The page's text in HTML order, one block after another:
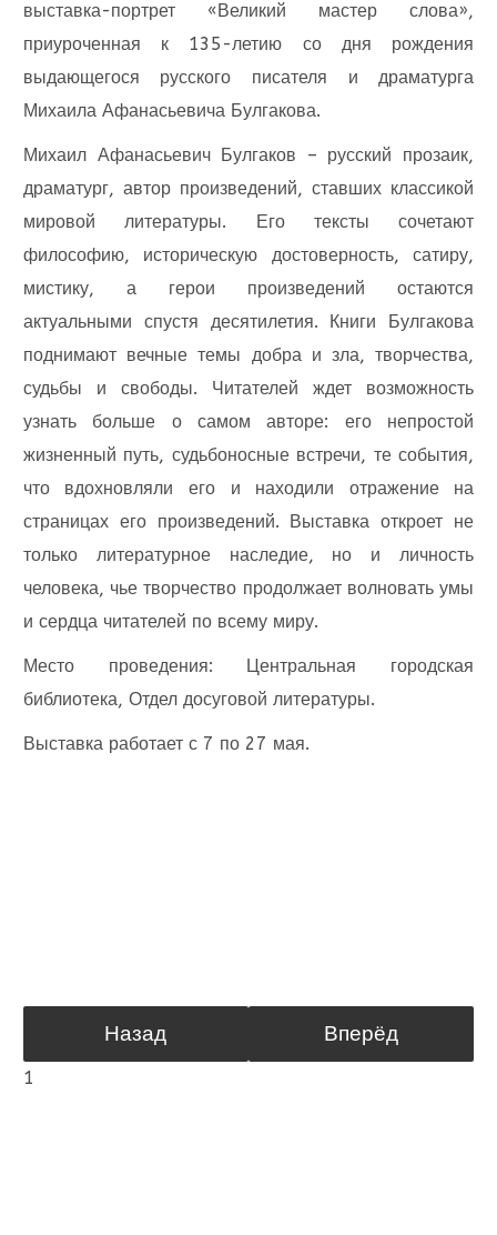
выставка-портрет «Великий мастер слова»,
приуроченная к 135-летию со дня рождения
выдающегося русского писателя и драматурга
Михаила Афанасьевича Булгакова.
Михаил Афанасьевич Булгаков – русский прозаик,
драматург, автор произведений, ставших классикой
мировой литературы. Его тексты сочетают
философию, историческую достоверность, сатиру,
мистику, а герои произведений остаются
актуальными спустя десятилетия. Книги Булгакова
поднимают вечные темы добра и зла, творчества,
судьбы и свободы. Читателей ждет возможность
узнать больше о самом авторе: его непростой
жизненный путь, судьбоносные встречи, те события,
что вдохновляли его и находили отражение на
страницах его произведений. Выставка откроет не
только литературное наследие, но и личность
человека, чье творчество продолжает волновать умы
и сердца читателей по всему миру.
Место проведения: Центральная городская
библиотека, Отдел досуговой литературы.
Выставка работает с 7 по 27 мая.
Назад Вперёд
1